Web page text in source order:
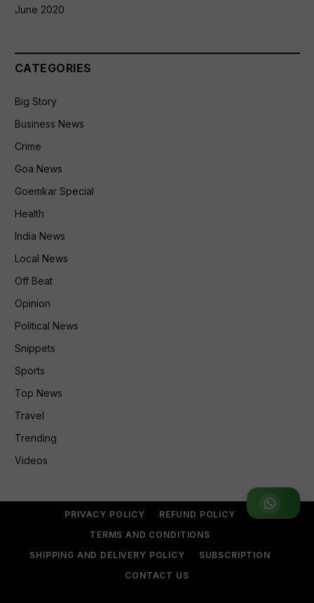
Join WhatsApp Group
June 2020
CATEGORIES
Big Story
Business News
Crime
Goa News
Goemkar Special
Health
India News
Local News
Off Beat
Opinion
Political News
Snippets
Sports
Top News
Travel
Trending
Videos
PRIVACY POLICY
REFUND POLICY
TERMS AND CONDITIONS
SHIPPING AND DELIVERY POLICY
SUBSCRIPTION
CONTACT US